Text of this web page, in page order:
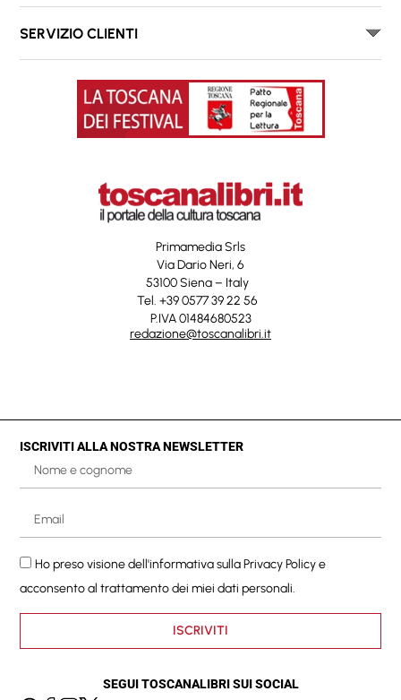
SERVIZIO CLIENTI
Primamedia Srls
Via Dario Neri, 6
53100 Siena – Italy
Tel. +39 0577 39 22 56
P.IVA 01484680523
redazione@toscanalibri.it
ISCRIVITI ALLA NOSTRA NEWSLETTER
Ho preso visione dell'informativa sullaPrivacy Policye
acconsento al trattamento dei miei dati personali.
ISCRIVITI
SEGUI TOSCANALIBRI SUI SOCIAL